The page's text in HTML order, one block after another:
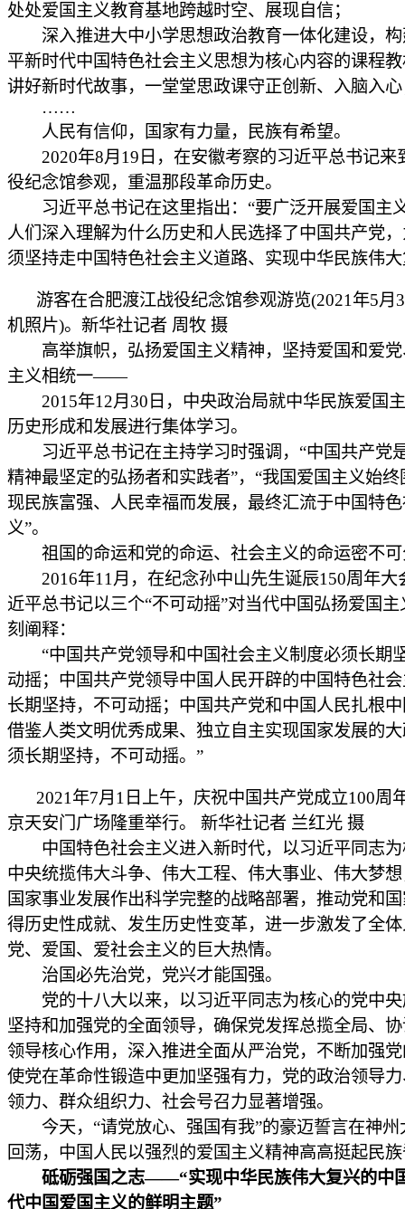
处处爱国主义教育基地跨越时空、展现自信；
深入推进大中小学思想政治教育一体化建设，构
平新时代中国特色社会主义思想为核心内容的课程
讲好新时代故事，一堂堂思政课守正创新、入脑入
……
人民有信仰，国家有力量，民族有希望。
2020年8月19日，在安徽考察的习近平总书记来
役纪念馆参观，重温那段革命历史。
习近平总书记在这里指出：“要广泛开展爱国主
人们深入理解为什么历史和人民选择了中国共产党
须坚持走中国特色社会主义道路、实现中华民族伟大
游客在合肥渡江战役纪念馆参观游览(2021年5月
机照片)。新华社记者 周牧 摄
高举旗帜，弘扬爱国主义精神，坚持爱国和爱党
主义相统一——
2015年12月30日，中央政治局就中华民族爱国
历史形成和发展进行集体学习。
习近平总书记在主持学习时强调，“中国共产党
精神最坚定的弘扬者和实践者”，“我国爱国主义始终
现民族富强、人民幸福而发展，最终汇流于中国特
义”。
祖国的命运和党的命运、社会主义的命运密不可
2016年11月，在纪念孙中山先生诞辰150周年大
近平总书记以三个“不可动摇”对当代中国弘扬爱国主
刻阐释：
“中国共产党领导和中国社会主义制度必须长期
动摇；中国共产党领导中国人民开辟的中国特色社
长期坚持，不可动摇；中国共产党和中国人民扎根
借鉴人类文明优秀成果、独立自主实现国家发展的
须长期坚持，不可动摇。”
2021年7月1日上午，庆祝中国共产党成立100周
京天安门广场隆重举行。 新华社记者 兰红光 摄
中国特色社会主义进入新时代，以习近平同志为
中央统揽伟大斗争、伟大工程、伟大事业、伟大梦
国家事业发展作出科学完整的战略部署，推动党和
得历史性成就、发生历史性变革，进一步激发了全
党、爱国、爱社会主义的巨大热情。
治国必先治党，党兴才能国强。
党的十八大以来，以习近平同志为核心的党中央
坚持和加强党的全面领导，确保党发挥总揽全局、
领导核心作用，深入推进全面从严治党，不断加强
使党在革命性锻造中更加坚强有力，党的政治领导
领力、群众组织力、社会号召力显著增强。
今天，“请党放心、强国有我”的豪迈誓言在神州
回荡，中国人民以强烈的爱国主义精神高高挺起民
砥砺强国之志——“实现中华民族伟大复兴的中
代中国爱国主义的鲜明主题”